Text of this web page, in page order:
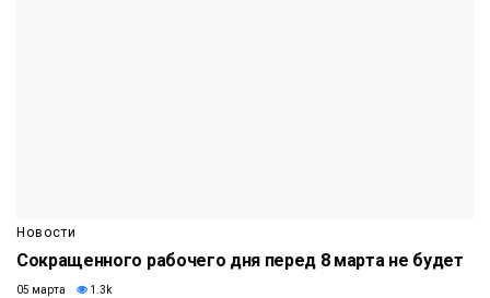
Новости
Сокращенного рабочего дня перед 8 марта не будет
05 марта 1.3k